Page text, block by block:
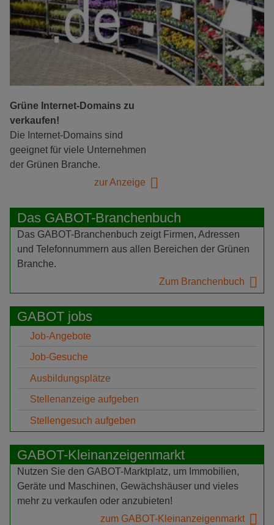
Grüne Internet-Domains zu
verkaufen!
Die Internet-Domains sind
geeignet für viele Unternehmen
der Grünen Branche.
zur Anzeige
Das GABOT-Branchenbuch
Das GABOT-Branchenbuch zeigt Firmen, Adressen
und Telefonnummern aus allen Bereichen der Grünen
Branche.
Zum Branchenbuch
GABOT jobs
Job-Angebote
Job-Gesuche
Ausbildungsplätze
Stellenanzeige aufgeben
Stellengesuch aufgeben
GABOT-Kleinanzeigenmarkt
Nutzen Sie den GABOT-Marktplatz, um Immobilien,
Geräte und Maschinen, Gewächshäuser und vieles
mehr zu verkaufen oder anzubieten!
zum GABOT-Kleinanzeigenmarkt